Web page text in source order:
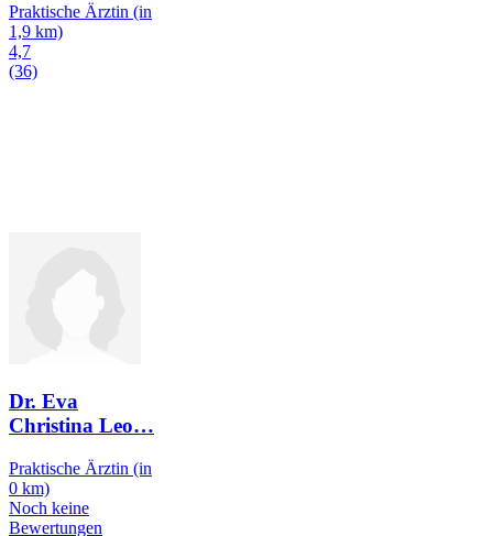
Praktische Ärztin (in
1,9 km)
4,7
(36)
Dr. Eva
Christina Leo…
Praktische Ärztin (in
0 km)
Noch keine
Bewertungen